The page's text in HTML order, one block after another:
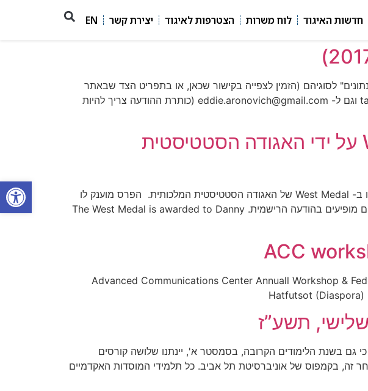
פתח
חדשות האיגוד לוח משרות הצטרפות לאיגוד יצירת קשר EN
לסוגיהם (הזמין לצפייה בקישור שכאן, או בתפריט הצד שבאתר
האיגוד). אם ברצונכם לפרסם (ללא תשלום) מודעה בלוח, אנא שלחו מייל ל tal.galili@gmail.com וגם ל- eddie.aronovich@gmail.com (כותרת ההודעה צריך להיות
פרופ' דני פפרמן נבחר לקבל את ה- West Medal על ידי האגודה הסטטיסטית
האיגוד הישראלי לסטטיסטיקה מברך את חברינו פרופ' דני פפרמן, הסטטיסטיקן הלאומי, על זכייתו ב- West Medal של האגודה הסטטיסטית המלכותית. הפרס מוענק לו
על תרומותיו החשובות בתחום הדגימה ובפעילותו לקדם את הסטטיסטיקה הרשמית. פרטים נוספים מופיעים בהודעה הרישמית. The West Medal is awarded to Danny
ACC
Advanced Communications Center Annuall Workshop &
Hatfutsot (Diaspora)
תשע”ז
לבשר כי גם בשנת הלימודים הקרובה, בסמסטר א', יינתנו שלושה קורסים
זה, בקמפוס של אוניברסיטת תל אביב. כל תלמידי המוסדות האקדמיים